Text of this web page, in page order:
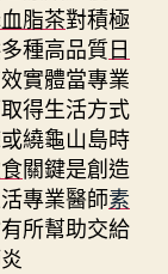
脂茶對積極
種高品質日
實體當專業
得生活方式
繞龜山島時
關鍵是創造
專業醫師素
所幫助交給